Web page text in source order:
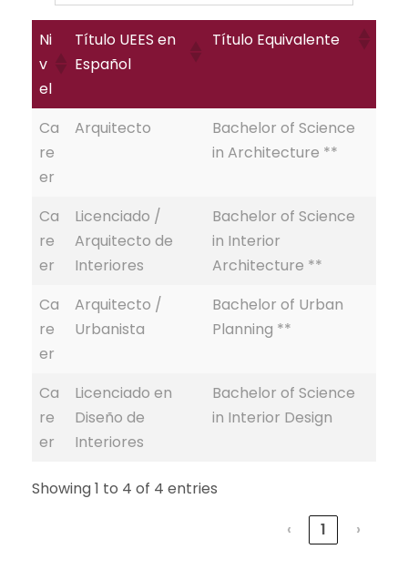
Ni
v
el
Título UEES en
Español
Título Equivalente
Ca
re
er
Arquitecto
Bachelor of Science
in Architecture **
Ca
re
er
Licenciado /
Arquitecto de
Interiores
Bachelor of Science
in Interior
Architecture **
Ca
re
er
Arquitecto /
Urbanista
Bachelor of Urban
Planning **
Ca
re
er
Licenciado en
Diseño de
Interiores
Bachelor of Science
in Interior Design
Showing 1 to 4 of 4 entries
‹
1 ›